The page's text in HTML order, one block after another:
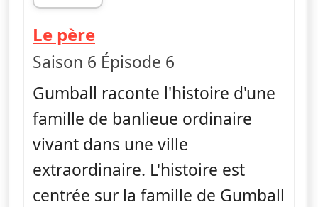
fin 01h30
Le père— Le monde incroyable
Saison 6 Épisode 6
Gumball raconte l'histoire d'une
famille de banlieue ordinaire
vivant dans une ville
extraordinaire. L'histoire est
centrée sur la famille de Gumball